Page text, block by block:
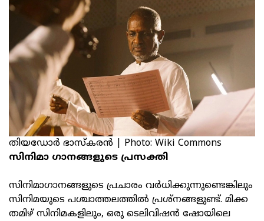
തിയഡോർ ഭാസ്‌കരൻ | Photo: Wiki Commons
സിനിമാ ഗാനങ്ങളുടെ പ്രസക്തി
സിനിമാഗാനങ്ങളുടെ പ്രചാരം വർധിക്കുന്നുണ്ടെങ്കിലും
സിനിമയുടെ പശ്ചാത്തലത്തിൽ പ്രശ്‌നങ്ങളുണ്ട്. മിക്ക
തമിഴ് സിനിമകളിലും, ഒരു ടെലിവിഷൻ ഷോയിലെ